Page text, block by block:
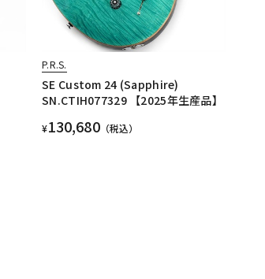
P.R.S.
SE Custom 24 (Sapphire)
SN.CTIH077329 【2025年生産品】
¥130,680（税込）